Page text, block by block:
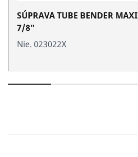
SÚPRAVA TUBE BENDER
7/8"
Nie. 023022X